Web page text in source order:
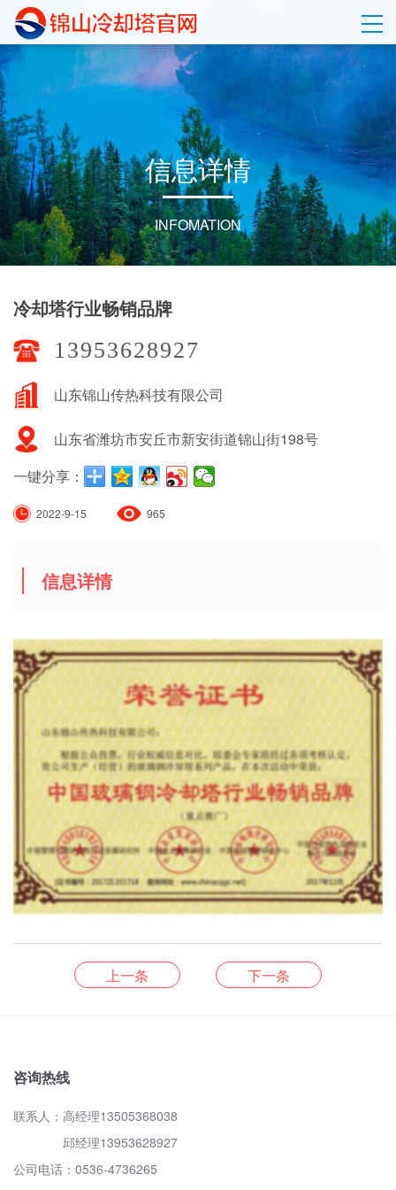
信息详情
INFOMATION
冷却塔行业畅销品牌
13953628927
山东锦山传热科技有限公司
山东省潍坊市安丘市新安街道锦山街198号
一键分享：
2022-9-15 965
信息详情
上一条 下一条
咨询热线
联系人：高经理13505368038
邱经理13953628927
公司电话：0536-4736265